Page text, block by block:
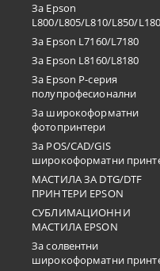
За Epson
L800/L805/L810/L850/
За Epson L7160/L7180
За Epson L8160/L8180
За Epson P-серия
полупрофесионални
За широкоформатни
фотопринтери
За POS/CAD/GIS
широкоформатни
МАСТИЛА ЗА DTG/DTF
ПРИНТЕРИ EPSON
СУБЛИМАЦИОННИ
МАСТИЛА EPSON
За солвентни
широкоформатни